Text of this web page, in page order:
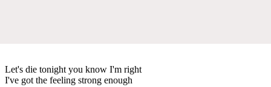
Let's die tonight you know I'm right
I've got the feeling strong enough